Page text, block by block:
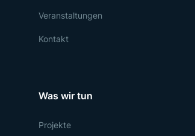
Veranstaltungen
Kontakt
Was wir tun
Projekte